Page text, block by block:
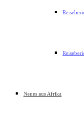
Neues aus Afrika